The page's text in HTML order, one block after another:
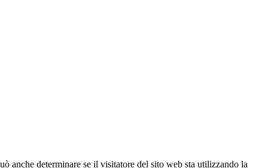
anche determinare se il visitatore del sito web sta utilizzando la